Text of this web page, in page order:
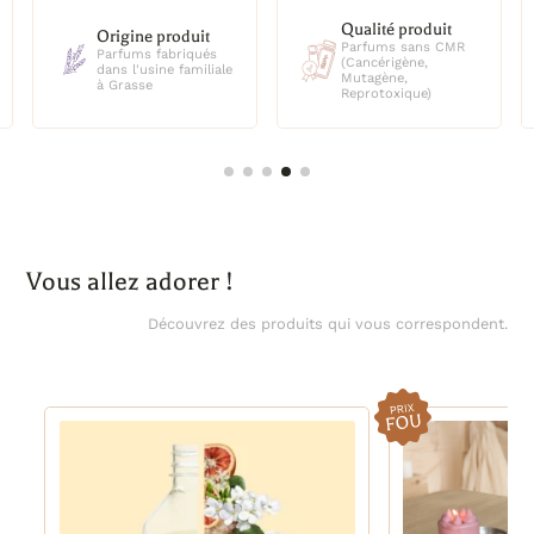
TCR 27/16, 1000 unités
TCR 30/18, 25 unités
TCR 30/18, 1000 unités
TCR 33/18, 1000 unités
TCR 33/20, 1000 unités
Origine produit
Parfums fabriqués
dans l'usine familiale
à Grasse
Qualité produit
Parfums sans CMR
(Cancérigène,
Mutagène,
Reprotoxique)
Vous allez adorer !
Découvrez des produits qui vous correspondent.